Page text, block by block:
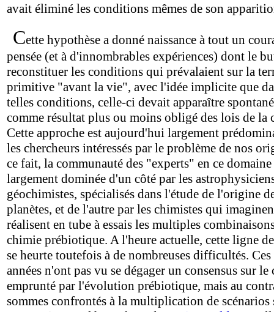
avait éliminé les conditions mêmes de son
Cette hypothèse a donné naissance à tout un
pensée (et à d'innombrables expériences) dont le
reconstituer les conditions qui prévalaient sur la
primitive "avant la vie", avec l'idée implicite que
telles conditions, celle-ci devait apparaître
comme résultat plus ou moins obligé des lois de la
Cette approche est aujourd'hui largement
les chercheurs intéressés par le problème de nos
ce fait, la communauté des "experts" en ce domaine
largement dominée d'un côté par les
géochimistes, spécialisés dans l'étude de l'origine
planètes, et de l'autre par les chimistes qui
réalisent en tube à essais les multiples
chimie prébiotique. A l'heure actuelle, cette ligne
se heurte toutefois à de nombreuses difficultés. Ces
années n'ont pas vu se dégager un consensus sur le
emprunté par l'évolution prébiotique, mais au
sommes confrontés à la multiplication de scénarios